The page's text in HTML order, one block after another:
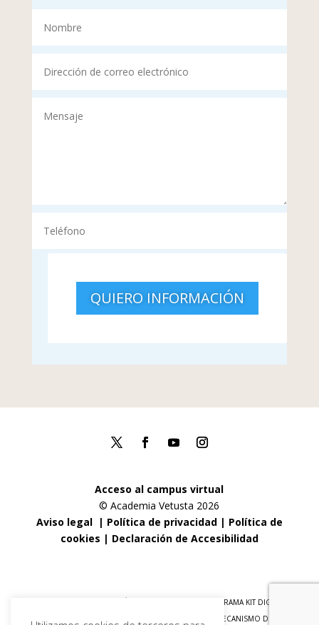
QUIERO INFORMACIÓN
Acceso al campus virtual
© Academia Vetusta 2026
Aviso legal | Política de privacidad| Política de
cookies | Declaración de Accesibilidad
FINANCIADO POR LA UNIÓN EUROPEA CON EL PROGRAMA KIT DIGITAL
POR LOS FONDOS NEXT GENERATION (EU) DEL MECANISMO DE